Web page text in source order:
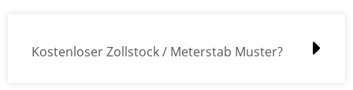
Kostenloser Zollstock / Meterstab Muster?